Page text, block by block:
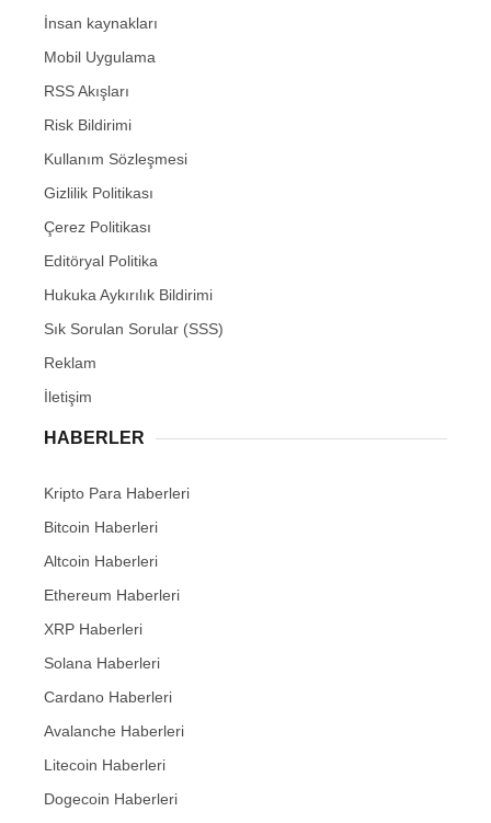
İnsan kaynakları
Mobil Uygulama
RSS Akışları
Risk Bildirimi
Kullanım Sözleşmesi
Gizlilik Politikası
Çerez Politikası
Editöryal Politika
Hukuka Aykırılık Bildirimi
Sık Sorulan Sorular (SSS)
Reklam
İletişim
HABERLER
Kripto Para Haberleri
Bitcoin Haberleri
Altcoin Haberleri
Ethereum Haberleri
XRP Haberleri
Solana Haberleri
Cardano Haberleri
Avalanche Haberleri
Litecoin Haberleri
Dogecoin Haberleri